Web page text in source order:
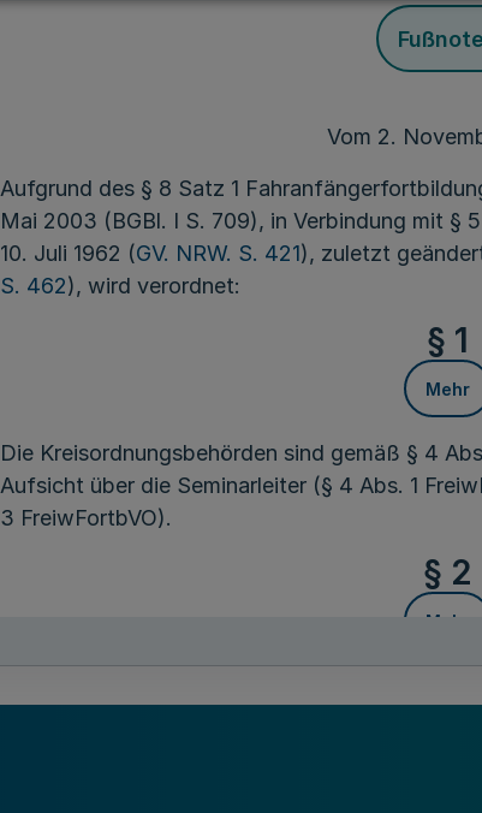
Vom 2.
Aufgrund des § 8 Satz 1
Mai 2003 (BGBl. I S. 709), in Verbindung mit §
10. Juli 1962 (GV. NRW. S. 421), zuletzt
S. 462), wird verordnet:
§ 1
Mehr
Die Kreisordnungsbehörden sind gemäß § 4
Aufsicht über die Seminarleiter (§ 4 Abs. 1
3 FreiwFortbVO).
§ 2
Mehr